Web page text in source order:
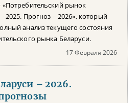
рынок
2025. Прогноз – 2026», который
анализ текущего состояния
рынка Беларуси.
17 Февраля 2026
– 2026.